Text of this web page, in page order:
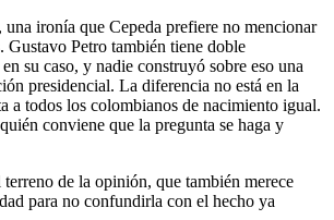
una ironía que Cepeda prefiere no mencionar
Gustavo Petro también tiene doble
su caso, y nadie construyó sobre eso una
presidencial. La diferencia no está en la
a todos los colombianos de nacimiento igual.
conviene que la pregunta se haga y
de la opinión, que también merece
para no confundirla con el hecho ya